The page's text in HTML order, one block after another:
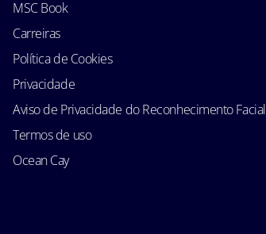
MSC Book
Carreiras
Política de Cookies
Privacidade
Aviso de Privacidade do Reconhecimento Facial
Termos de uso
Ocean Cay